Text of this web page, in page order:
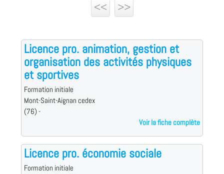
<<
>>
Licence pro. animation, gestion et
organisation des activités physiques
et sportives
Formation initiale
Mont-Saint-Aignan cedex
(76) -
Voir la fiche complète
Licence pro. économie sociale
Formation initiale